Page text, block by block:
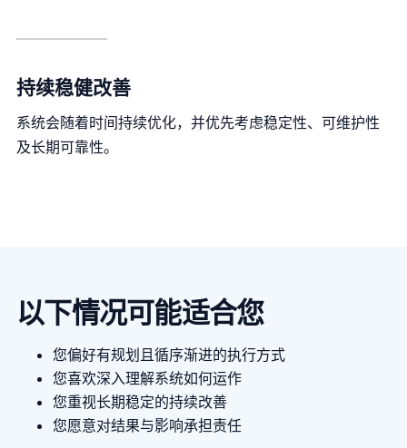
持续稳健改善
系统会随着时间持续优化，并优先考虑稳定性、可维护性
及长期可靠性。
以下情况可能适合您
您偏好有规划且循序渐进的执行方式
您喜欢深入理解系统如何运作
您重视长期稳定的持续改善
您愿意对结果与影响承担责任